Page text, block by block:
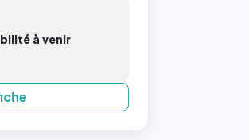
à venir